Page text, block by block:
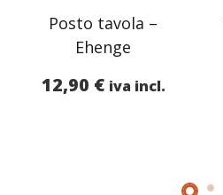
Posto tavola –
Ehenge
12,90 € iva incl.